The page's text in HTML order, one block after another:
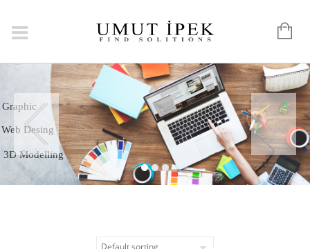
3D Modelling
Graphic
Web Desing